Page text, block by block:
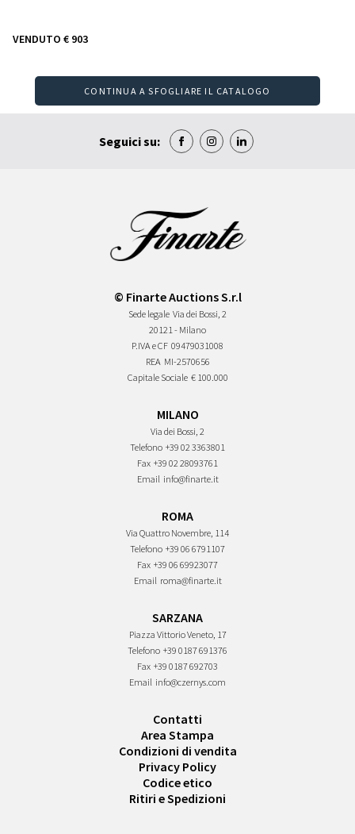
VENDUTO € 903
CONTINUA A SFOGLIARE IL CATALOGO
Seguici su:
© Finarte Auctions S.r.l
Sede legale Via dei Bossi, 2
20121 - Milano
P.IVA e CF 09479031008
REA MI-2570656
Capitale Sociale € 100.000
MILANO
Via dei Bossi, 2
Telefono +39 02 3363801
Fax +39 02 28093761
Email info@finarte.it
ROMA
Via Quattro Novembre, 114
Telefono +39 06 6791107
Fax +39 06 69923077
Email roma@finarte.it
SARZANA
Piazza Vittorio Veneto, 17
Telefono +39 0187 691376
Fax +39 0187 692703
Email info@czernys.com
Contatti
Area Stampa
Condizioni di vendita
Privacy Policy
Codice etico
Ritiri e Spedizioni